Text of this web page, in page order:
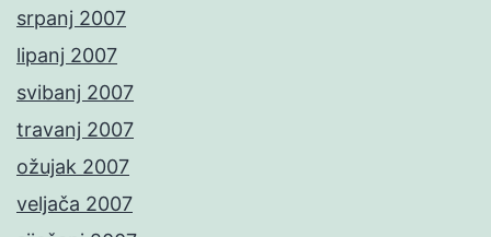
srpanj 2007
lipanj 2007
svibanj 2007
travanj 2007
ožujak 2007
veljača 2007